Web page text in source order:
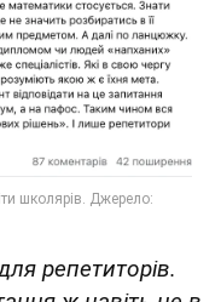
репетиторів.